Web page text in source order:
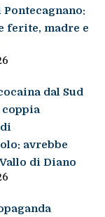
ferite, madre e
dal Sud
coppia
avrebbe
di Diano